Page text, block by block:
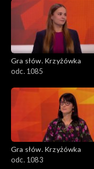
Gra słów. Krzyżówka
odc. 1085
Gra słów. Krzyżówka
odc. 1083